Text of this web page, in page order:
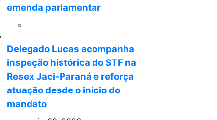
emenda parlamentar
Delegado Lucas acompanha
inspeção histórica do STF na
Resex Jaci-Paraná e reforça
atuação desde o início do
mandato